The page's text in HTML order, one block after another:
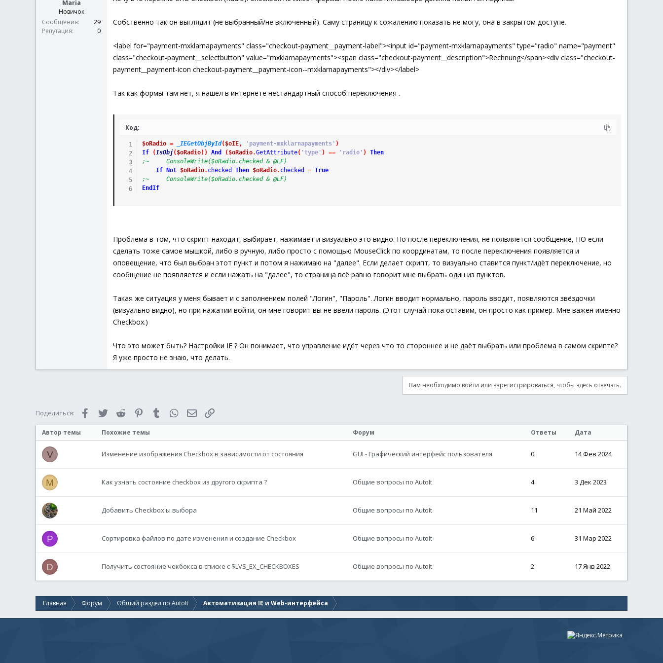
Maria
Новичок
Сообщения
29
Репутация
0
Собственно так он выглядит (не выбранный/не включённый). Саму страницу к сожалению показать не могу, она в закрытом доступе.
<label for="payment-mxklarnapayments" class="checkout-payment__payment-label"><input id="payment-mxklarnapayments" type="radio" name="payment"
class="checkout-payment__selectbutton" value="mxklarnapayments"><span class="checkout-payment__description">Rechnung</span><div class="checkout-
payment__payment-icon checkout-payment__payment-icon--mxklarnapayments"></div></label>
Так как формы там нет, я нашёл в интернете нестандартный способ переключения .
Код:
$oRadio = _IEGetObjById( $oIE, 'payment-mxklarnapayments' )
If
(IsObj ( $oRadio) ) And ( $oRadio.GetAttribute( 'type' ) == 'radio' )
Then
;~     ConsoleWrite($oRadio.checked & @LF)
If
Not $oRadio. checked Then $oRadio. checked = True
;~     ConsoleWrite($oRadio.checked & @LF)
EndIf
Проблема в том, что скрипт находит, выбирает, нажимает и визуально это видно. Но после переключения, не появляется сообщение, НО если
сделать тоже самое мышкой, либо в ручную, либо просто с помощью MouseClick по координатам, то после переключения появляется и
оповещение, что был выбран этот пункт и потом я нажимаю на "далее". Если делает скрипт, то визуально ставится пункт/идёт переключение, но
сообщение не появляется и если нажать на "далее", то страница всё равно говорит мне выбрать один из пунктов.
Такая же ситуация у меня бывает и с заполнением полей "Логин", "Пароль". Логин вводит нормально, пароль вводит, появляются звёздочки
(визуально видно), но при нажатии войти, он мне говорит вы не ввели пароль. (Этот случай пока оставим, он просто как пример. Мне важен именно
Checkbox.)
Что это может быть? Настройки IE ? Он понимает, что управление идёт через что то стороннее и не даёт выбрать или проблема в самом скрипте?
Я уже просто не знаю, что делать.
Вам необходимо войти или зарегистрироваться, чтобы здесь отвечать.
Поделиться: FacebookTwitter Reddit PinterestTumblr WhatsAppЭлектронная почта
Автор темы Похожие темы Форум Ответы Дата
V Изменение изображения Checkbox в зависимости от состояния GUI - Графический интерфейс пользователя 0 14 Фев 2024
M Как узнать состояние checkbox из другого скрипта ? Общие вопросы по AutoIt 4 3 Дек 2023
Добавить Checkbox'ы выбора Общие вопросы по AutoIt 11 21 Май 2022
P Сортировка файлов по дате изменения и создание Checkbox Общие вопросы по AutoIt 6 31 Мар 2022
D Получить состояние чекбокса в списке с $LVS_EX_CHECKBOXES Общие вопросы по AutoIt 2 17 Янв 2022
Главная Форум Общий раздел по AutoIt Автоматизация IE и Web-интерфейса